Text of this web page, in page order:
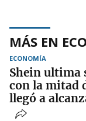
MÁS EN
ECONOMÍA
Shein ultima
con la mitad
llegó a